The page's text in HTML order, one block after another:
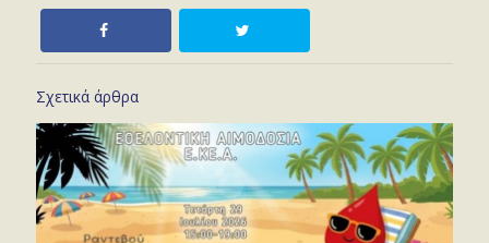
Σχετικά άρθρα